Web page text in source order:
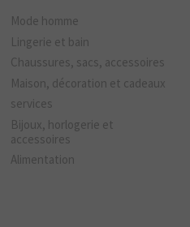
Mode homme
Lingerie et bain
Chaussures, sacs, accessoires
Maison, décoration et cadeaux
services
Bijoux, horlogerie et
accessoires
Alimentation